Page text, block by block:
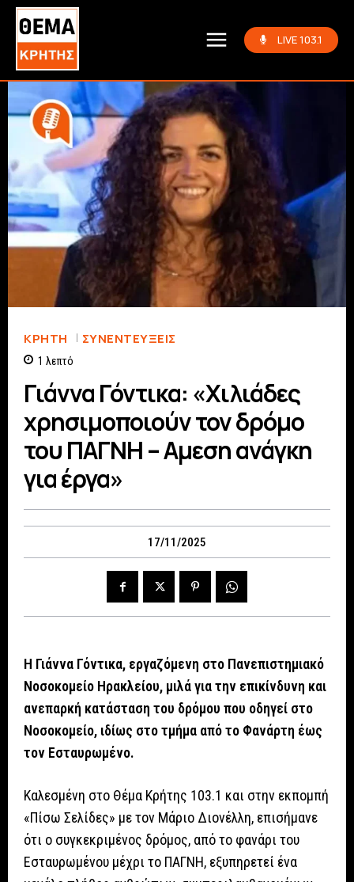
LIVE 103.1
ΚΡΗΤΗ ΣΥΝΕΝΤΕΎΞΕΙΣ
1 λεπτό
Γιάννα Γόντικα: «Χιλιάδες
χρησιμοποιούν τον δρόμο
του ΠΑΓΝΗ – Αμεση ανάγκη
για έργα»
17/11/2025
Η Γιάννα Γόντικα, εργαζόμενη στο Πανεπιστημιακό
Νοσοκομείο Ηρακλείου, μιλά για την επικίνδυνη και
ανεπαρκή κατάσταση του δρόμου που οδηγεί στο
Νοσοκομείο, ιδίως στο τμήμα από το Φανάρτη έως
τον Εσταυρωμένο.
Καλεσμένη στο Θέμα Κρήτης 103.1 και στην εκπομπή
«Πίσω Σελίδες» με τον Μάριο Διονέλλη, επισήμανε
ότι ο συγκεκριμένος δρόμος, από το φανάρι του
Εσταυρωμένου μέχρι το ΠΑΓΝΗ, εξυπηρετεί ένα